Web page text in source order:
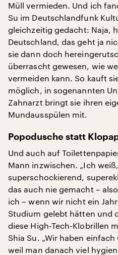
Müll vermieden. Und ich
Su im Deutschlandfunk
gleichzeitig gedacht: Naja,
Deutschland, das geht ja
sie dann doch
überrascht gewesen, wie
vermeiden kann. So kauft
möglich, in sogenannten
Zahnarzt bringt sie ihren
Mundausspülen mit.
Popodusche statt
Und auch auf
Mann inzwischen. „Ich
superschockierend,
das auch nie gemacht –
ich – wenn wir nicht ein
Studium gelebt hätten und
diese High-Tech-Klobrillen
Shia Su. „Wir haben
weil man danach viel